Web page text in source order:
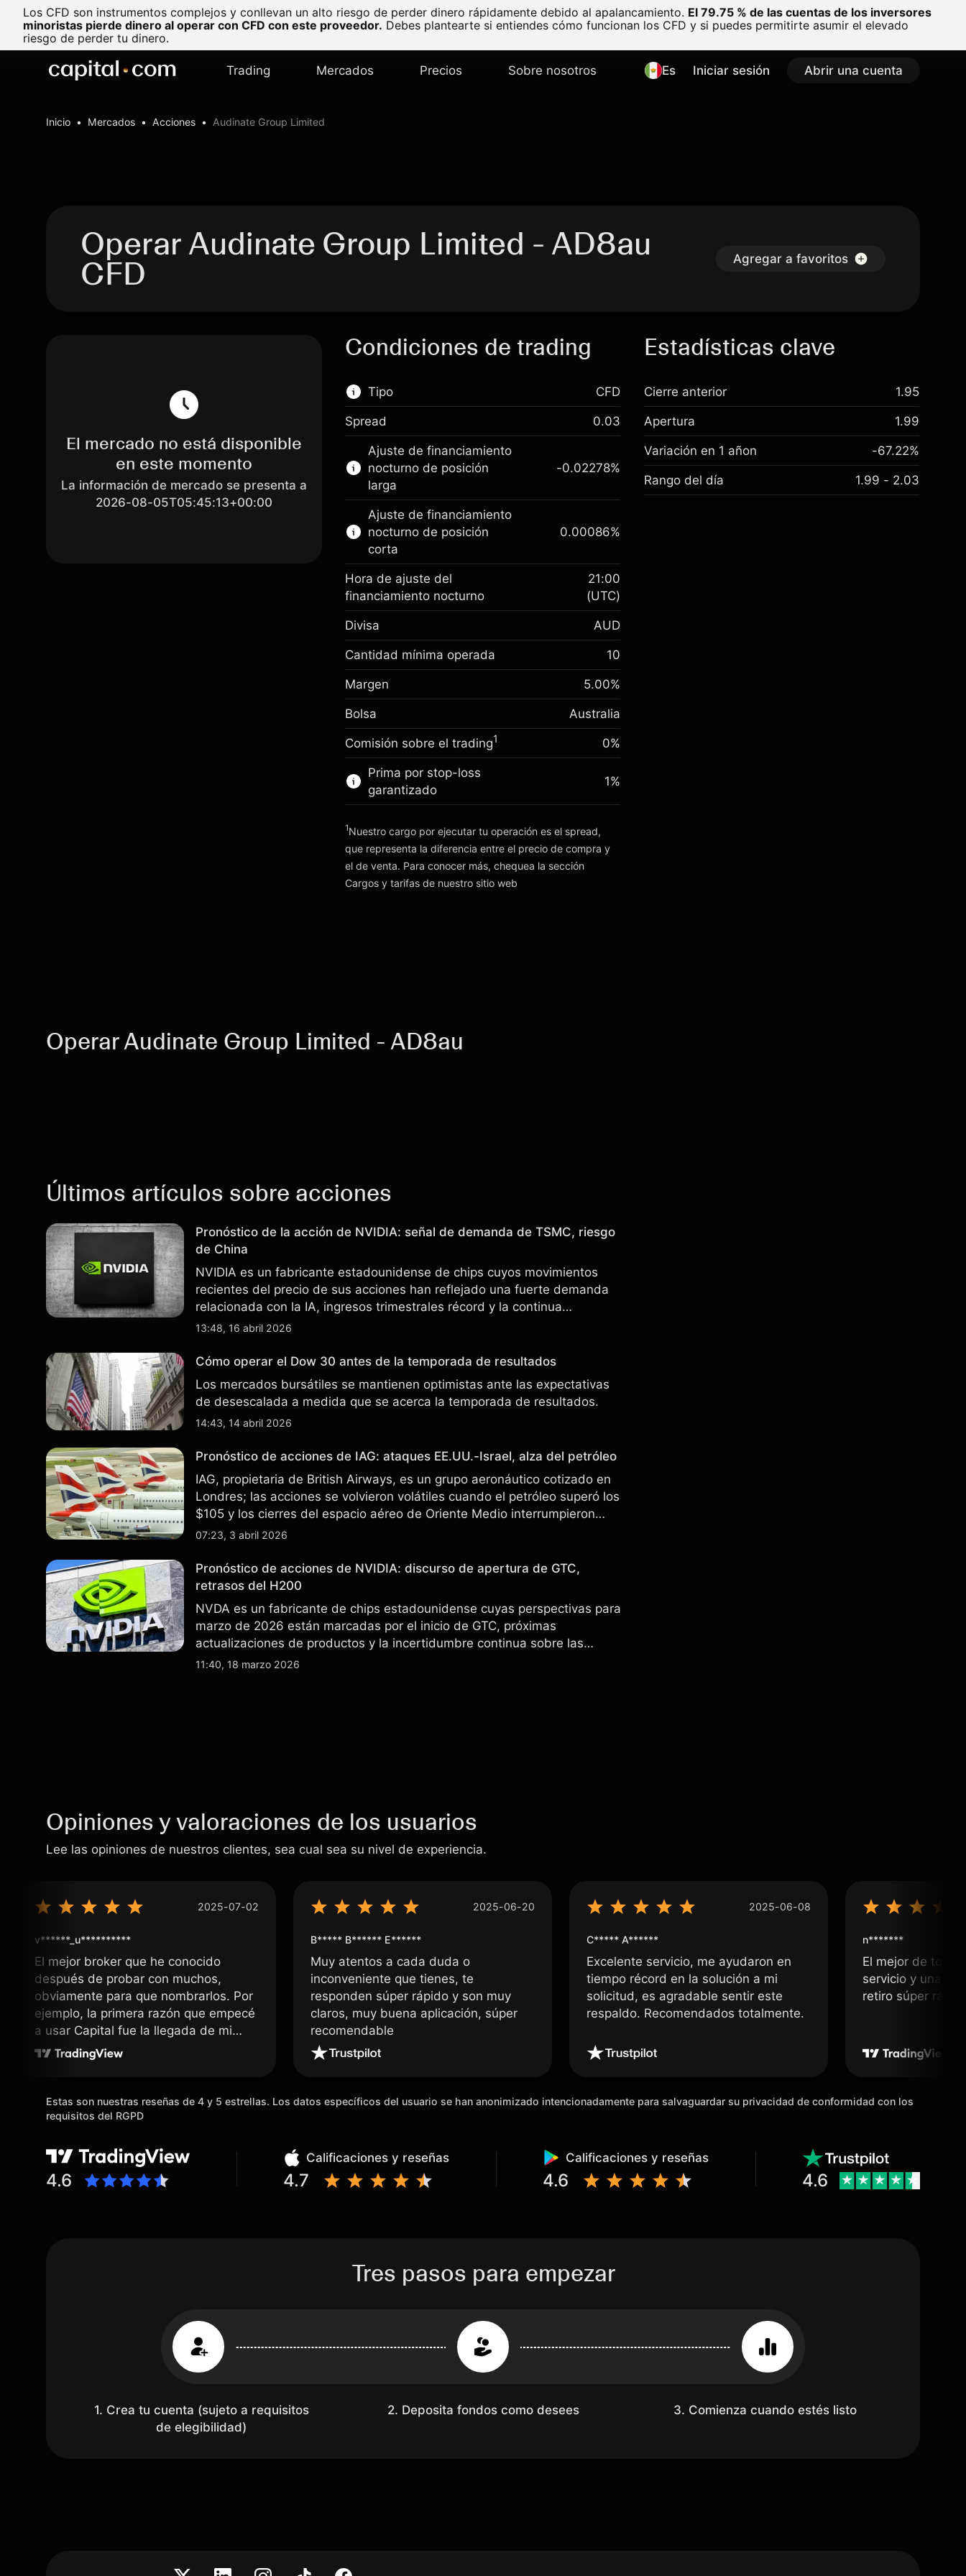
Los CFD son instrumentos complejos y conllevan un alto riesgo de perder dinero rápidamente debido al apalancamiento. El 79.75 % de las cuentas de los inversores
minoristas pierde dinero al operar con CFD con este proveedor. Debes plantearte si entiendes cómo funcionan los CFD y si puedes permitirte asumir el elevado
riesgo de perder tu dinero.
Trading Mercados Precios Sobre nosotros Es Iniciar sesión Abrir una cuenta
Inicio Mercados Acciones Audinate Group Limited
Operar Audinate Group Limited - AD8au
CFD Agregar a favoritos
El mercado no está disponible
en este momento
La información de mercado se presenta a
2026-08-05T05:45:13+00:00
Condiciones de trading
Tipo
Este mercado financiero está disponible para
hacer trading con CFD.
Obtén más información sobre:
CFD
CFD
Spread 0.03
Ajuste de financiamiento
nocturno de posición
larga
Margen. Tu inversión
A$1,000.00
nocturno
Cargos por el valor total de la
posición
-0.022781
~A$20,000.00
Dinero del apalancamiento ~ $
A$19,000.00
Ir a la plataforma
-0.02278%
Ajuste de financiamiento
nocturno de posición
corta
A$1,000.00
Ajuste de financiamiento
Cargos por el valor total de la
posición
0.000863
(A$0.17)
Tamaño de la operación con apalancamiento
~A$20,000.00
Dinero del apalancamiento ~ $A$19,000.00
Ir a la plataforma
0.00086%
Hora de ajuste del
financiamiento nocturno
21:00
(UTC)
Divisa AUD
Cantidad mínima operada 10
Margen 5.00%
Bolsa Australia
Comisión sobre el trading1 0%
Prima por stop-loss
garantizado
Cargos y tarifas
1%
1Nuestro cargo por ejecutar tu operación es el spread,
que representa la diferencia entre el precio de compra y
el de venta. Para conocer más, chequea la sección
Cargos y tarifas de nuestro sitio web
Estadísticas clave
Cierre anterior 1.95
Apertura 1.99
Variación en 1 añon -67.22%
Rango del día 1.99 - 2.03
Operar Audinate Group Limited - AD8au
Últimos artículos sobre acciones
Pronóstico de la acción de NVIDIA: señal de demanda de TSMC, riesgo
de China
NVIDIA es un fabricante estadounidense de chips cuyos movimientos
recientes del precio de sus acciones han reflejado una fuerte demanda
relacionada con la IA, ingresos trimestrales récord y la continua
incertidumbre en torno a los controles de exportación de EE.UU. que
13:48, 16 abril 2026
Cómo operar el Dow 30 antes de la temporada de resultados
Los mercados bursátiles se mantienen optimistas ante las expectativas
de desescalada a medida que se acerca la temporada de resultados.
14:43, 14 abril 2026
Pronóstico de acciones de IAG: ataques EE.UU.-Israel, alza del petróleo
IAG, propietaria de British Airways, es un grupo aeronáutico cotizado en
Londres; las acciones se volvieron volátiles cuando el petróleo superó los
$105 y los cierres del espacio aéreo de Oriente Medio interrumpieron
rutas. El rendimiento pasado no es un indicador fiable de resultados
07:23, 3 abril 2026
Pronóstico de acciones de NVIDIA: discurso de apertura de GTC,
retrasos del H200
NVDA es un fabricante de chips estadounidense cuyas perspectivas para
marzo de 2026 están marcadas por el inicio de GTC, próximas
actualizaciones de productos y la incertidumbre continua sobre las
exportaciones del H200 a China. El rendimiento pasado no es un
11:40, 18 marzo 2026
Opiniones y valoraciones de los usuarios
Lee las opiniones de nuestros clientes, sea cual sea su nivel de experiencia.
2025-07-02
v******_u**********
El mejor broker que he conocido
después de probar con muchos,
obviamente para que nombrarlos. Por
ejemplo, la primera razón que empecé
a usar Capital fue la llegada de mi
dinero de inmediato a mi cuenta
días o tienen mucha burocracia; y la
segunda razón, que te devuelve
mercado determinado, debido a los
spread y al volumen existente.
Mientras más activo seas, más dinero
2025-06-20
B***** B****** E******
Muy atentos a cada duda o
inconveniente que tienes, te
responden súper rápido y son muy
claros, muy buena aplicación, súper
recomendable
2025-06-08
C***** A******
Excelente servicio, me ayudaron en
tiempo récord en la solución a mi
solicitud, es agradable sentir este
respaldo. Recomendados totalmente.
n*******
El mejor de
servicio y una
retiro súper
Estas son nuestras reseñas de 4 y 5 estrellas. Los datos específicos del usuario se han anonimizado intencionadamente para salvaguardar su privacidad de conformidad con los
requisitos del RGPD
4.6
Calificaciones y reseñas
4.7
Calificaciones y reseñas
4.6 4.6
Tres pasos para empezar
1. Crea tu cuenta (sujeto a requisitos
de elegibilidad)
2. Deposita fondos como desees 3. Comienza cuando estés listo